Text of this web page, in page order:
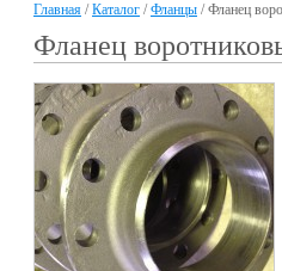
Главная /Каталог /Фланцы / Фланец
Фланец